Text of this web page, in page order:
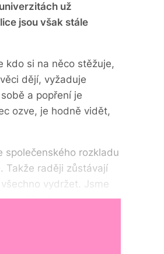
už
jsou však stále
kdo si na něco stěžuje,
dějí, vyžaduje
a popření je
ozve, je hodně vidět,
společenského rozkladu
Takže raději zůstávají
vydržet. Jsme
konci budeme chovat